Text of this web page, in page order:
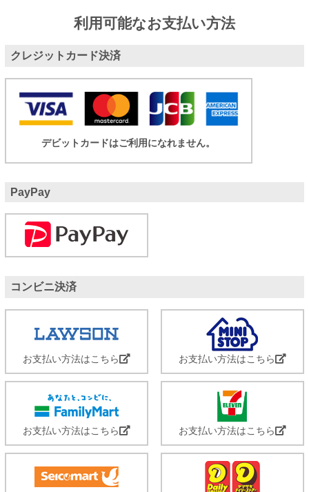
利用可能なお支払い方法
クレジットカード決済
デビットカードはご利用になれません。
PayPay
コンビニ決済
お支払い方法はこちら お支払い方法はこちら
お支払い方法はこちら お支払い方法はこちら